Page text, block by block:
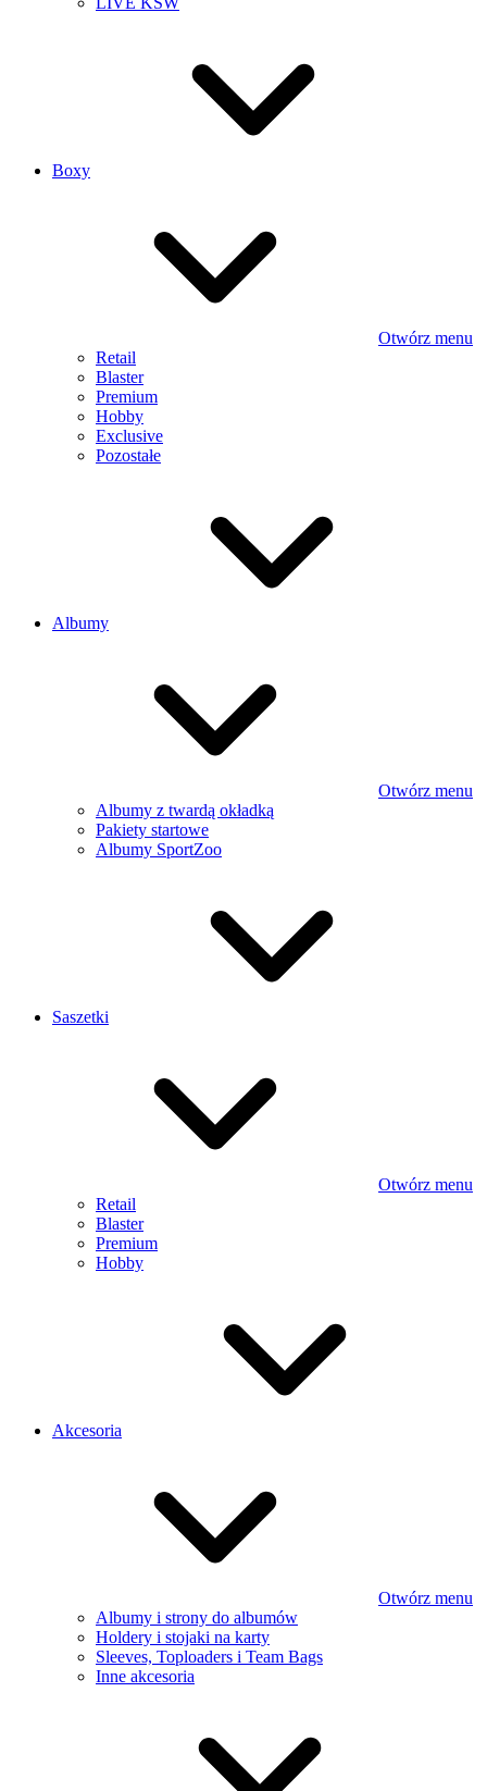
Boxy
Otwórz menu
Retail
Blaster
Premium
Hobby
Exclusive
Pozostałe
Albumy
Otwórz menu
Albumy z twardą okładką
Pakiety startowe
Albumy SportZoo
Saszetki
Otwórz menu
Retail
Blaster
Premium
Hobby
Akcesoria
Otwórz menu
Albumy i strony do albumów
Holdery i stojaki na karty
Sleeves, Toploaders i Team Bags
Inne akcesoria